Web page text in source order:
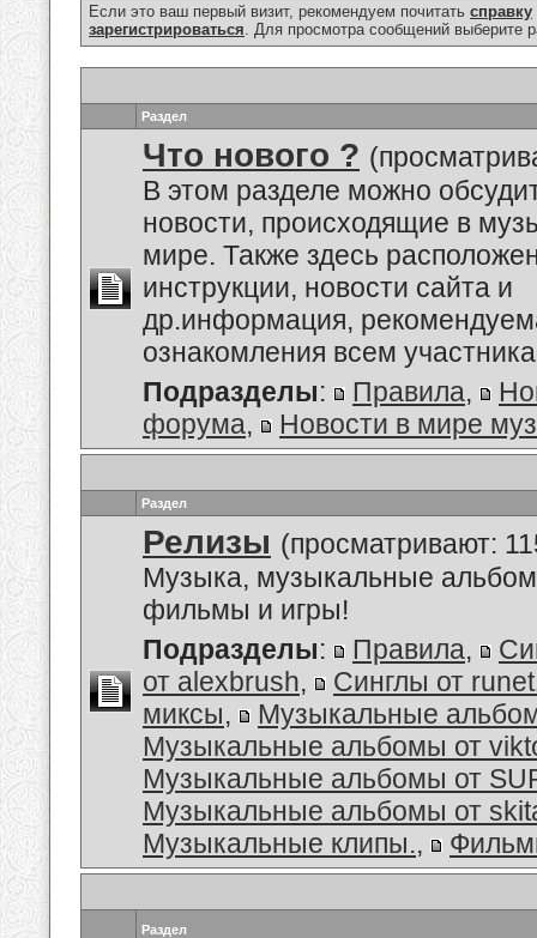
Если это ваш первый визит, рекомендуем почитать справку
зарегистрироваться. Для просмотра сообщений выберите
Раздел
Что нового ?
В этом разделе можно
новости, происходящие в
мире. Также здесь
инструкции, новости сайта и
др.информация,
ознакомления всем
Подразделы: Правила,
форума, Новости в мире
Раздел
Релизы (просматривают:
Музыка, музыкальные
фильмы и игры!
Подразделы: Правила,
от alexbrush,
Синглы от
миксы,
Музыкальные
Музыкальные альбомы от
Музыкальные альбомы от
Музыкальные альбомы от
Музыкальные клипы.,
Раздел